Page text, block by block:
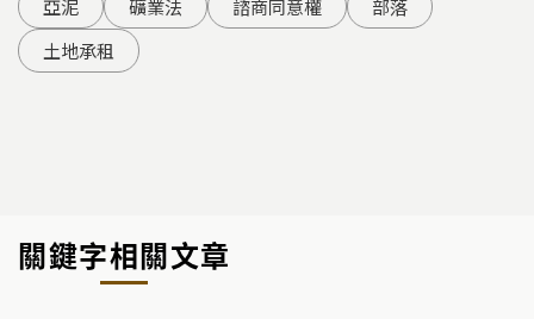
亞泥 礦業法 諮商同意權
部落
土地承租
關鍵字相關文章